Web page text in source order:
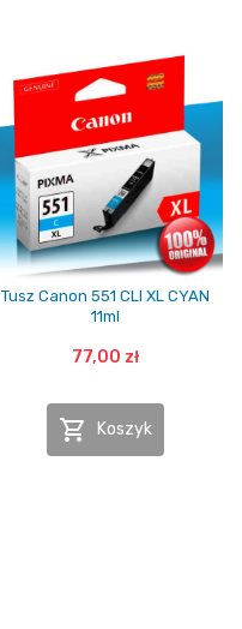
Tusz Canon 551 CLI XL CYAN
11ml
77,00 zł
 Koszyk